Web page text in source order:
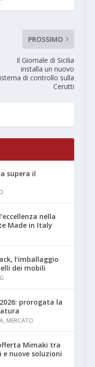
PROSSIMO
Il Giornale di Sicilia
installa un nuovo
di controllo sulla
Cerutti
supera il
nella
Made in Italy
l’imballaggio
dei mobili
prorogata la
, MERCATO
Mimaki tra
nuove soluzioni